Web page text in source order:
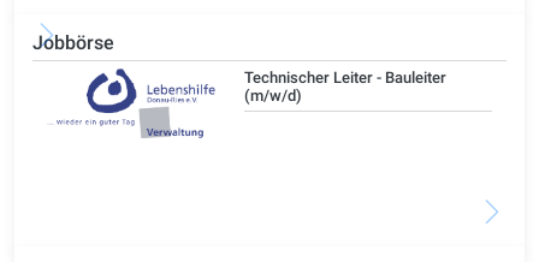
Jobbörse
Technischer Leiter - Bauleiter
(m/w/d)